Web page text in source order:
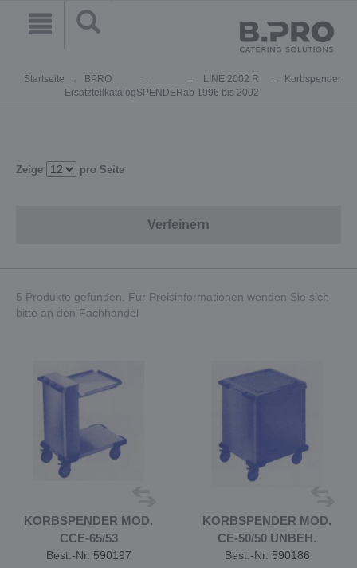
Startseite
BPRO
ErsatzteilkatalogSPENDER
LINE 2002 R
ab 1996 bis 2002
Korbspender
Zeige pro Seite
Verfeinern
5 Produkte gefunden. Für Preisinformationen wenden Sie sich
bitte an den Fachhandel
KORBSPENDER MOD.
CCE-65/53
Best.-Nr. 590197
KORBSPENDER MOD.
CE-50/50 UNBEH.
Best.-Nr. 590186